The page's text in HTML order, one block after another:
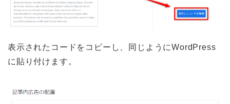
表示されたコードをコピーし、同じようにWordPress
に貼り付けます。